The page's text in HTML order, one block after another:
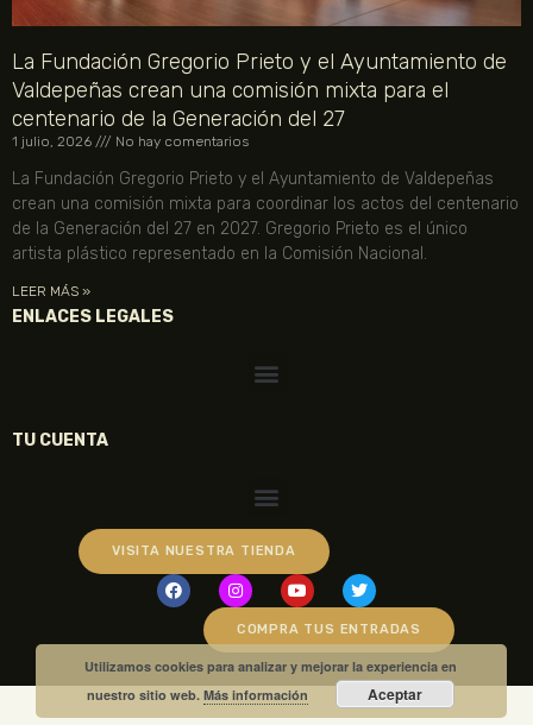
La Fundación Gregorio Prieto y el Ayuntamiento de
Valdepeñas crean una comisión mixta para el
centenario de la Generación del 27
1 julio, 2026 No hay comentarios
La Fundación Gregorio Prieto y el Ayuntamiento de Valdepeñas
crean una comisión mixta para coordinar los actos del centenario
de la Generación del 27 en 2027. Gregorio Prieto es el único
artista plástico representado en la Comisión Nacional.
LEER MÁS »
ENLACES LEGALES
TU CUENTA
VISITA NUESTRA TIENDA
COMPRA TUS ENTRADAS
Utilizamos cookies para analizar y mejorar la experiencia en
nuestro sitio web.Más información Aceptar